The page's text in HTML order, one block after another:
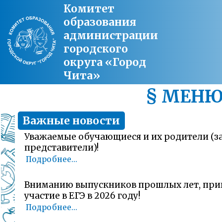
Комитет
образования
администрации
городского
округа «Город
Чита»
§
Важные новости
Уважаемые обучающиеся и их родители
представители)!
Подробнее...
Вниманию выпускников прошлых лет,
участие в ЕГЭ в 2026 году!
Подробнее...